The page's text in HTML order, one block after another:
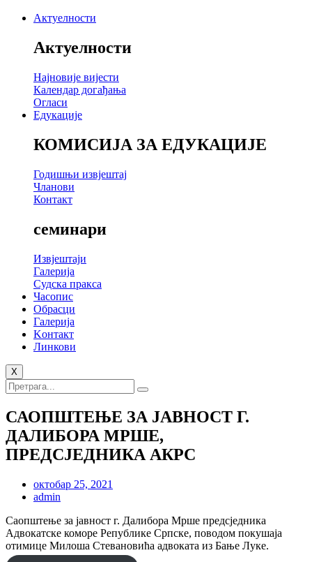
Актуелности
Актуелности
Најновије вијести
Календар догађања
Огласи
Едукације
КОМИСИЈА ЗА ЕДУКАЦИЈЕ
Годишњи извјештај
Чланови
Контакт
семинари
Извјештаји
Галерија
Судска пракса
Часопис
Обрасци
Галерија
Kонтакт
Линкови
X
САОПШТЕЊЕ ЗА ЈАВНОСТ Г.
ДАЛИБОРА МРШЕ,
ПРЕДСЈЕДНИКА АКРС
октобар 25, 2021
admin
Саопштење за јавност г. Далибора Мрше предсједника
Адвокатске коморе Републике Српске, поводом покушаја
отимице Милоша Стевановића адвоката из Бање Луке.